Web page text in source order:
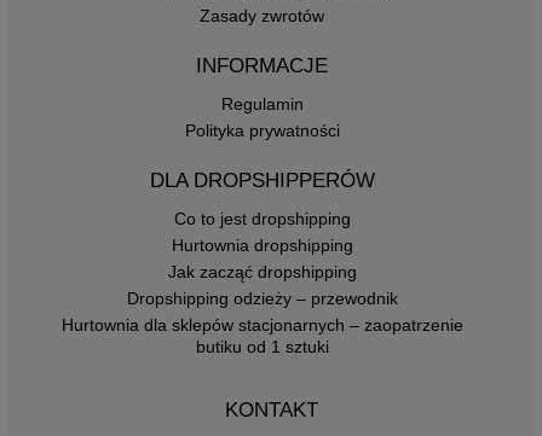
Zasady zwrotów
INFORMACJE
Regulamin
Polityka prywatności
DLA DROPSHIPPERÓW
Co to jest dropshipping
Hurtownia dropshipping
Jak zacząć dropshipping
Dropshipping odzieży – przewodnik
Hurtownia dla sklepów stacjonarnych – zaopatrzenie
butiku od 1 sztuki
KONTAKT